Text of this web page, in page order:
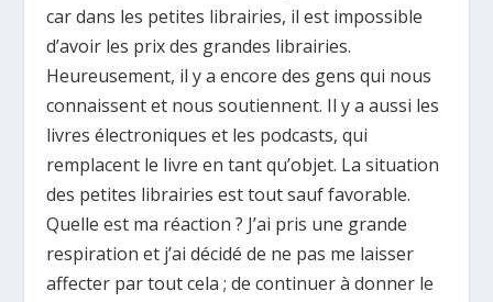
car dans les petites librairies, il est impossible
d’avoir les prix des grandes librairies.
Heureusement, il y a encore des gens qui nous
connaissent et nous soutiennent. Il y a aussi les
livres électroniques et les podcasts, qui
remplacent le livre en tant qu’objet. La situation
des petites librairies est tout sauf favorable.
Quelle est ma réaction ? J’ai pris une grande
respiration et j’ai décidé de ne pas me laisser
affecter par tout cela ; de continuer à donner le